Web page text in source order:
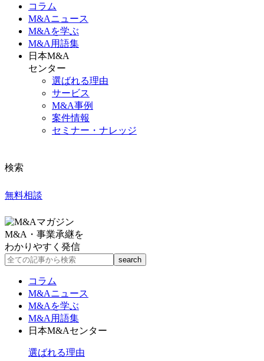
コラム
M&Aニュース
M&Aを学ぶ
M&A 用語集
日本M&A
センター
選ばれる理由
サービス
M&A事例
案件情報
セミナー・ナレッジ
検索
無料相談
M&A・事業承継を
わかりやすく発信
コラム
M&Aニュース
M&Aを学ぶ
M&A用語集
日本M&Aセンター
選ばれる理由